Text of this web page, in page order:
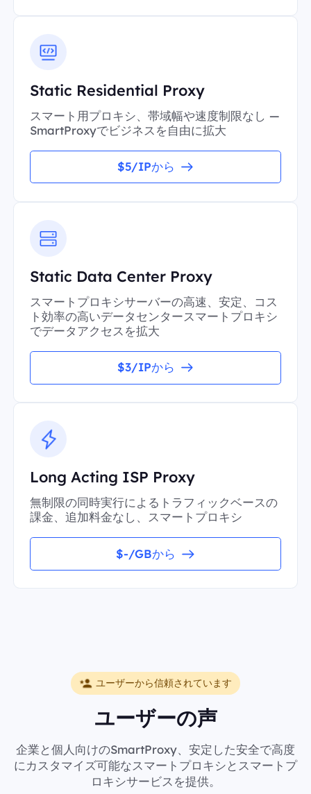
Static Residential Proxy
スマート用プロキシ、帯域幅や速度制限なし —
SmartProxyでビジネスを自由に拡大
$5/IPから
Static Data Center Proxy
スマートプロキシサーバーの高速、安定、コス
ト効率の高いデータセンタースマートプロキシ
でデータアクセスを拡大
$3/IPから
Long Acting ISP Proxy
無制限の同時実行によるトラフィックベースの
課金、追加料金なし、スマートプロキシ
$-/GBから
ユーザーから信頼されています
ユーザーの声
企業と個人向けのSmartProxy、安定した安全で高度
にカスタマイズ可能なスマートプロキシとスマートプ
ロキシサービスを提供。